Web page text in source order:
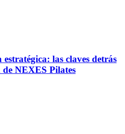
las claves detrás
de NEXES Pilates